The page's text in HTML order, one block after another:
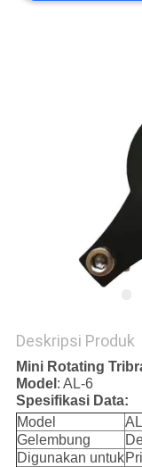
Deskripsi Produk
Mini Rotating
Model : AL-6
Spesifikasi Data:
Model
Gelembung
Digunakan untuk